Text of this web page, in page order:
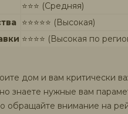
⭐⭐⭐ (Средняя)
⭐⭐⭐⭐⭐ (Высокая)
⭐⭐⭐⭐ (Высокая по
дом и вам критически
знаете нужные вам
обращайте внимание на